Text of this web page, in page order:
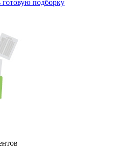
готовую подборку